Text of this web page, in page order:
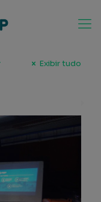
Exibir tudo